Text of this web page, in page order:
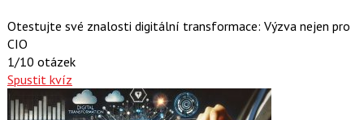
Otestujte své znalosti digitální transformace: Výzva nejen pro
CIO
1/10 otázek
Spustit kvíz